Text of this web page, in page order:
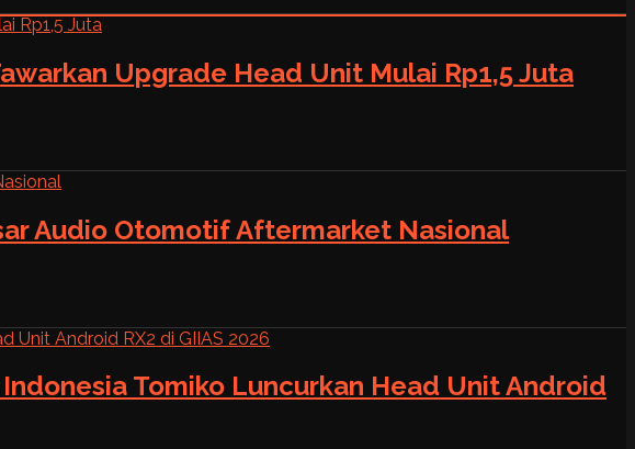
Upgrade Head Unit Mulai Rp1,5 Juta
Audio Otomotif Aftermarket Nasional
Tomiko Luncurkan Head Unit Android